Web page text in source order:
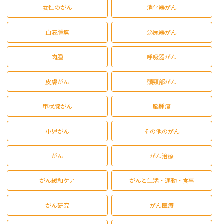
女性のがん 消化器がん
血液腫瘍 泌尿器がん
肉腫 呼吸器がん
皮膚がん 頭頸部がん
甲状腺がん 脳腫瘍
小児がん その他のがん
がん がん治療
がん緩和ケア がんと生活・運動・食事
がん研究 がん医療